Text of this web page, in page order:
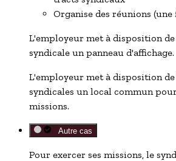
Organise des réunions (une
L'employeur met à disposition
syndicale un panneau d'affichage.
L'employeur met à disposition
syndicales un local commun
missions.
Autre cas
Pour exercer ses missions, le